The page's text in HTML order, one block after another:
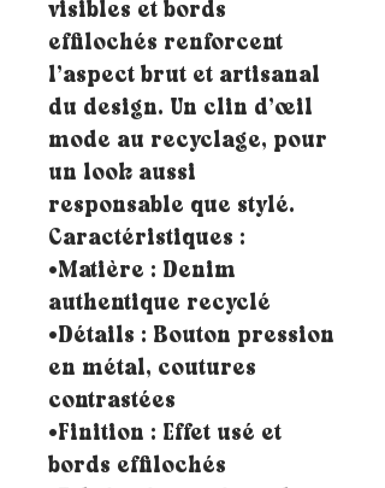
visibles et bords
effilochés renforcent
l’aspect brut et artisanal
du design. Un clin d’œil
mode au recyclage, pour
un look aussi
responsable que stylé.
Caractéristiques :
•Matière : Denim
authentique recyclé
•Détails : Bouton pression
en métal, coutures
contrastées
•Finition : Effet usé et
bords effilochés